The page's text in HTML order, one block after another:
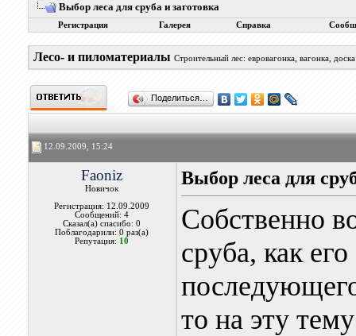
Выбор леса для сруба и заготовка
Регистрация Галерея Справка
Лесо- и пиломатериалы Строительный лес: евровагонка, вагонка,
Поделиться…
12.09.2009, 15:24
Faoniz
Новичок
Регистрация: 12.09.2009
Сообщений: 4
Сказал(а) спасибо: 0
Поблагодарили: 0 раз(а)
Репутация: 10
Выбор леса для
Собственно
сруба, как
то на эту